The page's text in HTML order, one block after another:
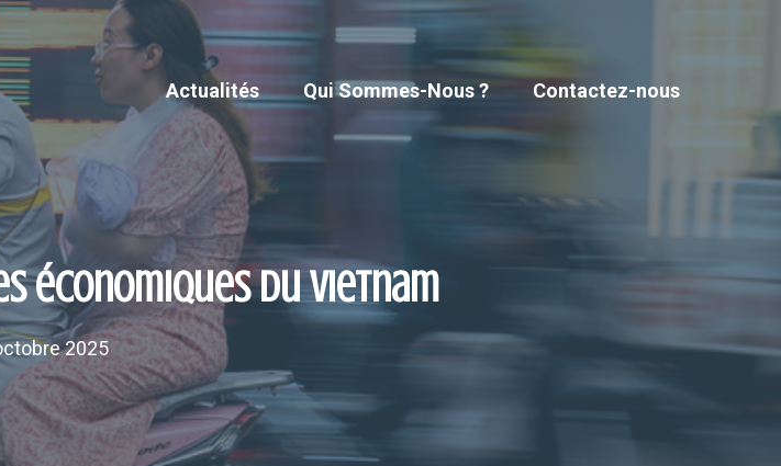
Actualités Qui Sommes-Nous ? Contactez-nous
économiques du Vietnam
2025